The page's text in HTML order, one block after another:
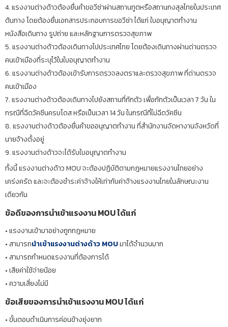
4. แรงงานต่างด้าวต้องยื่นคำขอวีซ่าผ่านสถานทูตหรือสถานกงสุลไทยในประเทศ
ต้นทาง โดยต้องยื่นเอกสารประกอบการขอวีซ่า ได้แก่ ใบอนุญาตทำงาน
หนังสือเดินทาง รูปถ่าย และหลักฐานการตรวจสุขภาพ
5. แรงงานต่างด้าวต้องเดินทางไปประเทศไทย โดยต้องเดินทางผ่านด่านตรวจ
คนเข้าเมืองที่ระบุไว้ในใบอนุญาตทำงาน
6. แรงงานต่างด้าวต้องเข้ารับการตรวจลงตราและตรวจสุขภาพ ที่ด่านตรวจ
คนเข้าเมือง
7. แรงงานต่างด้าวต้องเดินทางไปยังสถานที่กักตัว เพื่อกักตัวเป็นเวลา 7 วัน ใน
กรณีที่ฉีดวัคซีนครบโดส หรือเป็นเวลา 14 วัน ในกรณีที่ไม่ฉีดวัคซีน
8. แรงงานต่างด้าวต้องยื่นคำขออนุญาตทำงาน ที่สำนักงานจัดหางานจังหวัดที่
นายจ้างตั้งอยู่
9. แรงงานต่างด้าวจะได้รับใบอนุญาตทำงาน
ทั้งนี้ แรงงานต่างด้าว MOU จะต้องปฏิบัติตามกฎหมายแรงงานไทยอย่าง
เคร่งครัด และจะต้องชำระค่าจ้างให้เท่ากับค่าจ้างแรงงานไทยในลักษณะงาน
เดียวกัน
ข้อดีของการนำเข้าแรงงาน MOU ได้แก่
• แรงงานเข้ามาอย่างถูกกฎหมาย
• สามารถนำเข้าแรงงานต่างด้าว MOUมาได้จำนวนมาก
• สามารถกำหนดแรงงานที่ต้องการได้
• เสียค่าใช้จ่ายน้อย
• ความเสี่ยงไม่มี
ข้อเสียของการนำเข้าแรงงาน MOU ได้แก่
• ขั้นตอนดำเนินการค่อนข้างยุ่งยาก